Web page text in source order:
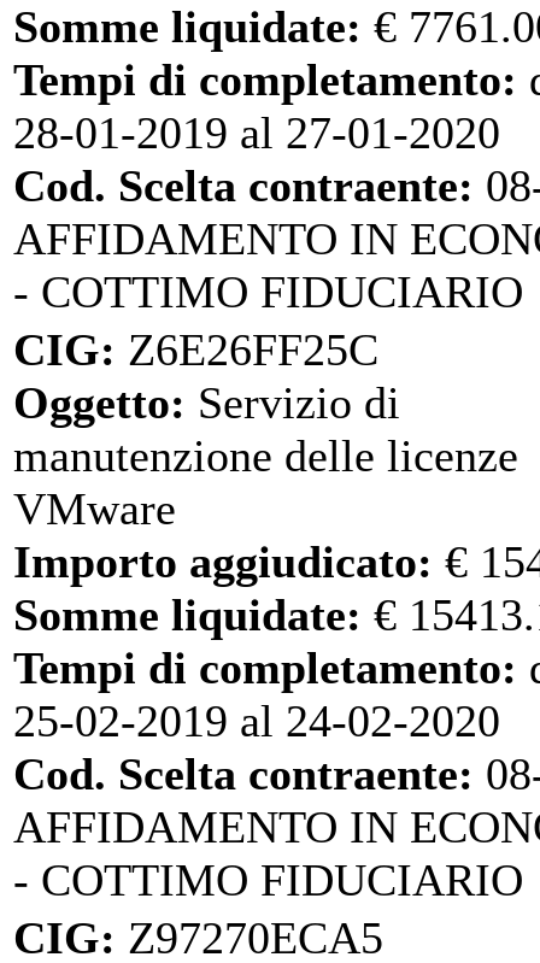
Somme liquidate: €
Tempi di completamento:
28-01-2019 al 27-01-2020
Cod. Scelta contraente:
AFFIDAMENTO IN
- COTTIMO FIDUCIARIO
CIG: Z6E26FF25C
Oggetto: Servizio di
manutenzione delle licenze
VMware
Importo aggiudicato: €
Somme liquidate: €
Tempi di completamento:
25-02-2019 al 24-02-2020
Cod. Scelta contraente:
AFFIDAMENTO IN
- COTTIMO FIDUCIARIO
CIG: Z97270ECA5